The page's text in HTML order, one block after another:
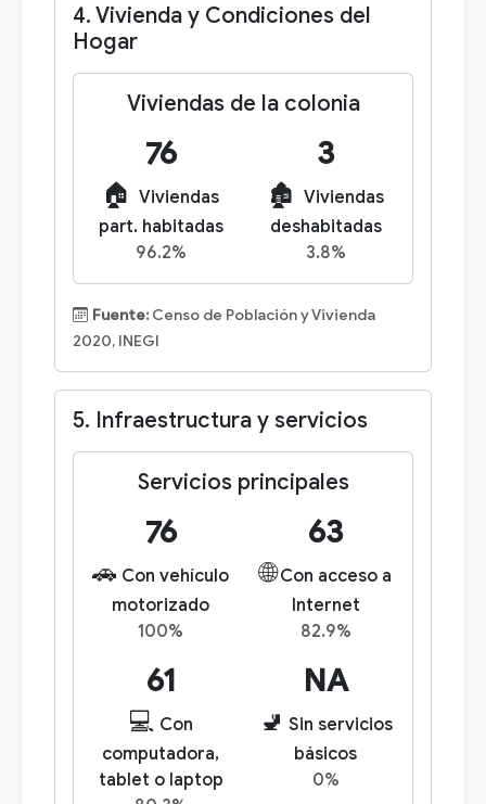
4. Vivienda y Condiciones del
Hogar
Viviendas de la colonia
76
🏠 Viviendas
part. habitadas
96.2%
3
🏚️ Viviendas
deshabitadas
3.8%
Fuente: Censo de Población y Vivienda
2020, INEGI
5. Infraestructura y servicios
Servicios principales
76
🚗 Con vehículo
motorizado
100%
63
🌐 Con acceso a
Internet
82.9%
61
💻 Con
computadora,
tablet o laptop
NA
🚽 Sin servicios
básicos
0%